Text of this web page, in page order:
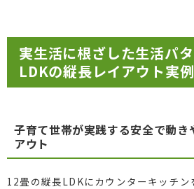
実生活に根ざした生活パ
LDKの縦長レイアウト実例
子育て世帯が実践する安全で動き
アウト
12畳の縦長LDKにカウンターキッチン